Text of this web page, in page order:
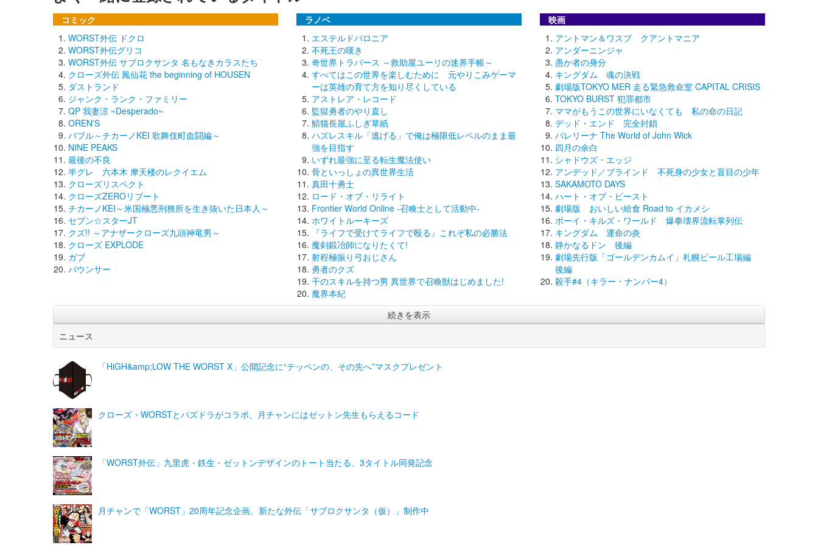
コミック
WORST外伝 ドクロ
WORST外伝グリコ
WORST外伝 サブロクサンタ 名もなきカラスたち
クローズ外伝 鳳仙花 the beginning of HOUSEN
ダストランド
ジャンク・ランク・ファミリー
QP 我妻涼 ~Desperado~
OREN'S
バブル～チカーノKEI 歌舞伎町血闘編～
NINE PEAKS
最後の不良
半グレ 六本木 摩天楼のレクイエム
クローズリスペクト
クローズZEROリブート
チカーノKEI～米国極悪刑務所を生き抜いた日本人～
セブン☆スターJT
クズ!! ～アナザークローズ九頭神竜男～
クローズ EXPLODE
ガブ
バウンサー
ラノベ
エステルドバロニア
不死王の嘆き
奇世界トラバース ～救助屋ユーリの迷界手帳～
すべてはこの世界を楽しむために 元やりこみゲーマ
ーは英雄の育て方を知り尽くしている
アストレア・レコード
監獄勇者のやり直し
鯖猫長屋ふしぎ草紙
ハズレスキル「逃げる」で俺は極限低レベルのまま最
強を目指す
いずれ最強に至る転生魔法使い
骨といっしょの異世界生活
真田十勇士
ロード・オブ・リライト
Frontier World Online ‐召喚士として活動中‐
ホワイトルーキーズ
『ライフで受けてライフで殴る』これぞ私の必勝法
魔剣鍛冶師になりたくて!
射程極振り弓おじさん
勇者のクズ
千のスキルを持つ男 異世界で召喚獣はじめました!
魔界本紀
映画
アントマン＆ワスプ クアントマニア
アンダーニンジャ
愚か者の身分
キングダム 魂の決戦
劇場版TOKYO MER 走る緊急救命室 CAPITAL CRISIS
TOKYO BURST 犯罪都市
ママがもうこの世界にいなくても 私の命の日記
デッド・エンド 完全封鎖
バレリーナ The World of John Wick
四月の余白
シャドウズ・エッジ
アンデッド／ブラインド 不死身の少女と盲目の少年
SAKAMOTO DAYS
ハート・オブ・ビースト
劇場版 おいしい給食 Road to イカメシ
ボーイ・キルズ・ワールド 爆拳壊界流転掌列伝
キングダム 運命の炎
静かなるドン 後編
劇場先行版「ゴールデンカムイ」札幌ビール工場編
後編
殺手#4（キラー・ナンバー4）
続きを表示
ニュース
「HiGH&amp;LOW THE WORST X」公開記念に“テッペンの、その先へ”マスクプレゼント
クローズ・WORSTとパズドラがコラボ、月チャンにはゼットン先生もらえるコード
「WORST外伝」九里虎・鉄生・ゼットンデザインのトート当たる、3タイトル同発記念
月チャンで「WORST」20周年記念企画、新たな外伝「サブロクサンタ（仮）」制作中